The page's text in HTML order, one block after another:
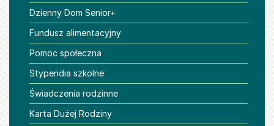
Dzienny Dom Senior+
Fundusz alimentacyjny
Pomoc społeczna
Stypendia szkolne
Świadczenia rodzinne
Karta Dużej Rodziny